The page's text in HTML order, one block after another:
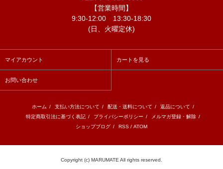
【営業時間】
9:30-12:00 13:30-18:30
(日、火曜定休)
マイアカウント カートを見る
お問い合わせ
ホーム / 支払い方法について / 配送・送料について / 返品について /
特定商取引法に基づく表記 / プライバシーポリシー / メルマガ登録・解除 /
ショップブログ / RSS / ATOM
Copyright (c) MARUMATE All rights reserved.